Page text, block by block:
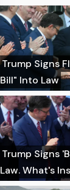
Trump Signs
Bill" Into Law
Trump Signs
Law. What's